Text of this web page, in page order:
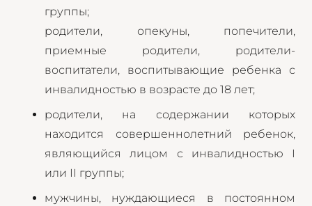
группы;
родители, опекуны, попечители,
приемные родители, родители-
воспитатели, воспитывающие ребенка с
инвалидностью в возрасте до 18 лет;
родители, на содержании которых
находится совершеннолетний ребенок,
являющийся лицом с инвалидностью I
или II группы;
мужчины, нуждающиеся в постоянном